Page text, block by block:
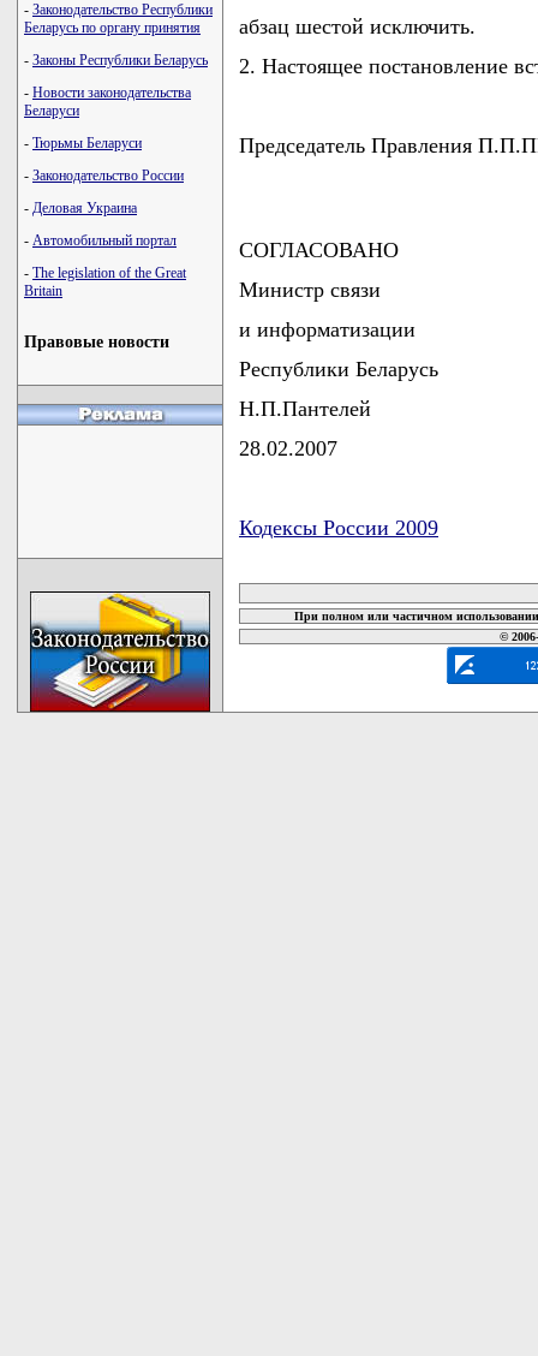
- Законодательство Республики
Беларусь по органу принятия
- Законы Республики Беларусь
- Новости законодательства
Беларуси
- Тюрьмы Беларуси
- Законодательство России
- Деловая Украина
- Автомобильный портал
- The legislation of the Great
Britain
Правовые новости
абзац шестой исключить.
2. Настоящее постановление
Председатель Правления
СОГЛАСОВАНО
Министр связи
и информатизации
Республики Беларусь
Н.П.Пантелей
28.02.2007
Кодексы России 2009
При полном или частичном
©